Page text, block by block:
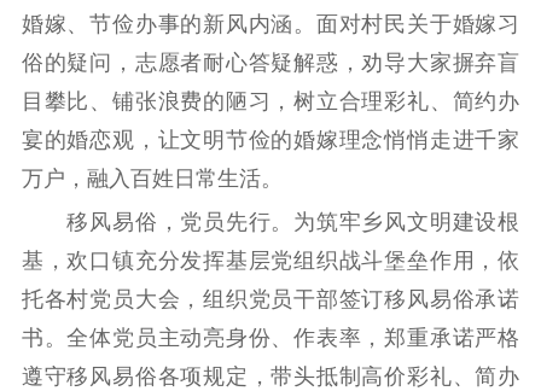
文化产业
统计分析
数字出版
审读服务
新闻发布工作备
案管理系统
服务
共建共享平台
习平台
责任编辑注册
业务申报系统
婚嫁、节俭办事的新风内涵。面对村民关于婚嫁习
俗的疑问，志愿者耐心答疑解惑，劝导大家摒弃盲
目攀比、铺张浪费的陋习，树立合理彩礼、简约办
宴的婚恋观，让文明节俭的婚嫁理念悄悄走进千家
万户，融入百姓日常生活。
移风易俗，党员先行。为筑牢乡风文明建设根
基，欢口镇充分发挥基层党组织战斗堡垒作用，依
托各村党员大会，组织党员干部签订移风易俗承诺
书。全体党员主动亮身份、作表率，郑重承诺严格
遵守移风易俗各项规定，带头抵制高价彩礼、简办